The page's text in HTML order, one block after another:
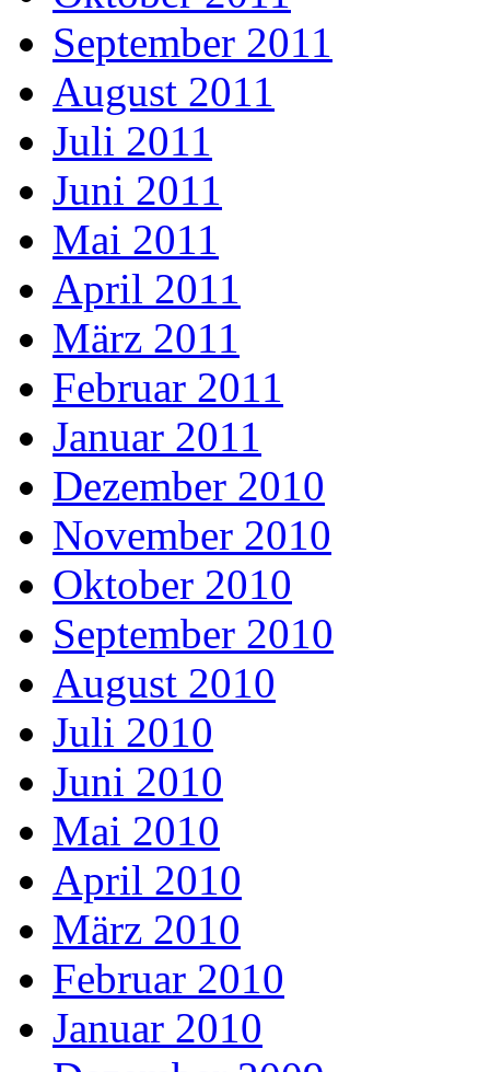
September 2011
August 2011
Juli 2011
Juni 2011
Mai 2011
April 2011
März 2011
Februar 2011
Januar 2011
Dezember 2010
November 2010
Oktober 2010
September 2010
August 2010
Juli 2010
Juni 2010
Mai 2010
April 2010
März 2010
Februar 2010
Januar 2010